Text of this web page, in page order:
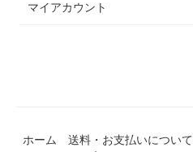
マイアカウント
ホーム 送料・お支払いについて